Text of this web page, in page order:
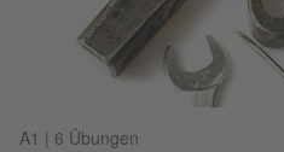
A1 | 6 Übungen